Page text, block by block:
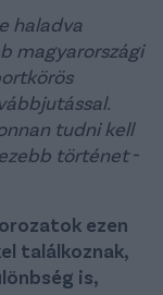
haladva
magyarországi
tudni kell
történet-
ezen
találkoznak,
is,